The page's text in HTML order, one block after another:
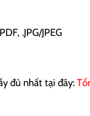
.JPG/JPEG
đủ nhất tại đây: